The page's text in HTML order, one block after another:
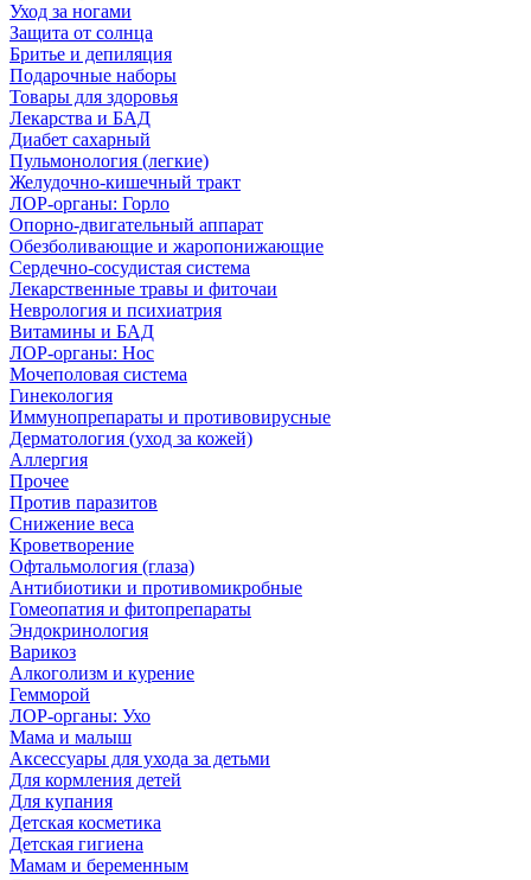
Уход за ногами
Защита от солнца
Бритье и депиляция
Подарочные наборы
Товары для здоровья
Лекарства и БАД
Диабет сахарный
Пульмонология (легкие)
Желудочно-кишечный тракт
ЛОР-органы: Горло
Опорно-двигательный аппарат
Обезболивающие и жаропонижающие
Сердечно-сосудистая система
Лекарственные травы и фиточаи
Неврология и психиатрия
Витамины и БАД
ЛОР-органы: Нос
Мочеполовая система
Гинекология
Иммунопрепараты и противовирусные
Дерматология (уход за кожей)
Аллергия
Прочее
Против паразитов
Снижение веса
Кроветворение
Офтальмология (глаза)
Антибиотики и противомикробные
Гомеопатия и фитопрепараты
Эндокринология
Варикоз
Алкоголизм и курение
Гемморой
ЛОР-органы: Ухо
Мама и малыш
Аксессуары для ухода за детьми
Для кормления детей
Для купания
Детская косметика
Детская гигиена
Мамам и беременным